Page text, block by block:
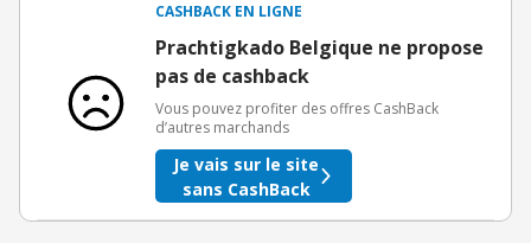
Offre réservée à une toute première inscription chez eBuyClub.
CASHBACK EN LIGNE
Prachtigkado Belgique ne propose
pas de cashback
Vous pouvez profiter des offres CashBack
d’autres marchands
Je vais sur le site
sans CashBack